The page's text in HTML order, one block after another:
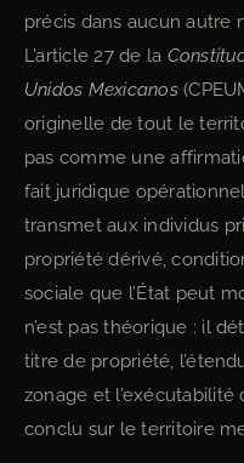
précis dans aucun autre
L’article 27 de la
Unidos Mexicanos
originelle de tout le
pas comme une
fait juridique
transmet aux individus
propriété dérivé,
sociale que l’État peut
n’est pas théorique : il
titre de propriété,
zonage et l’exécutabilité
conclu sur le territoire